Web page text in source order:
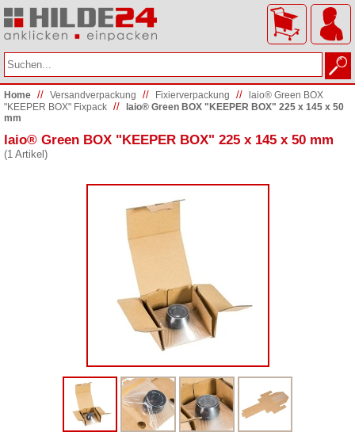
Home // Versand­verpackung // Fixierverpackung //
laio® Green BOX
"KEEPER BOX" Fixpack //
laio® Green BOX "KEEPER BOX" 225 x 145 x 50
mm
laio® Green BOX "KEEPER BOX" 225 x 145 x 50 mm
(1 Artikel)